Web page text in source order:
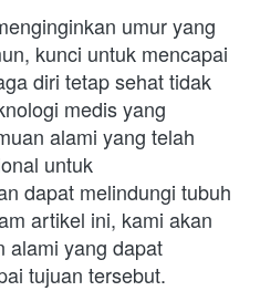
umur yang
kunci untuk mencapai
diri tetap sehat tidak
medis yang
alami yang telah
untuk
dapat melindungi tubuh
artikel ini, kami akan
alami yang dapat
tujuan tersebut.